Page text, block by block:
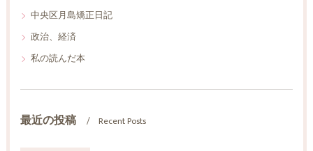
中央区月島矯正日記
政治、経済
私の読んだ本
最近の投稿 Recent Posts